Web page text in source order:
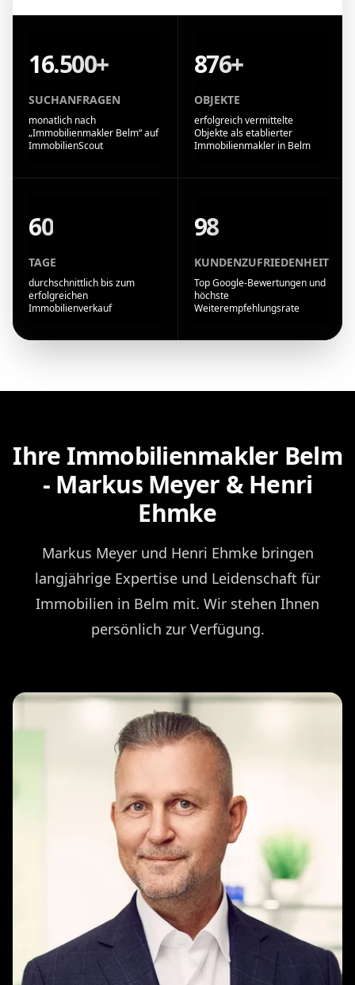
16.500+
SUCHANFRAGEN
monatlich nach
„Immobilienmakler Belm“ auf
ImmobilienScout
876+
OBJEKTE
erfolgreich vermittelte
Objekte als etablierter
Immobilienmakler in Belm
60
TAGE
durchschnittlich bis zum
erfolgreichen
Immobilienverkauf
98
KUNDENZUFRIEDENHEIT
Top Google-Bewertungen und
höchste
Weiterempfehlungsrate
Ihre Immobilienmakler Belm
- Markus Meyer & Henri
Ehmke
Markus Meyer und Henri Ehmke bringen
langjährige Expertise und Leidenschaft für
Immobilien in Belm mit. Wir stehen Ihnen
persönlich zur Verfügung.